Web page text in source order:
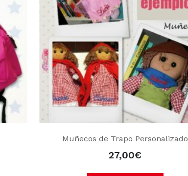
Muñecos de Trapo Personalizado
27,00€